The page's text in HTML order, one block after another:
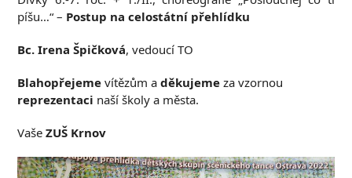
píšu…“ – Postup na celostátní přehlídku
Bc. Irena Špičková, vedoucí TO
Blahopřejeme vítězům aděkujeme za vzornou
reprezentaci naší školy a města.
VašeZUŠ Krnov